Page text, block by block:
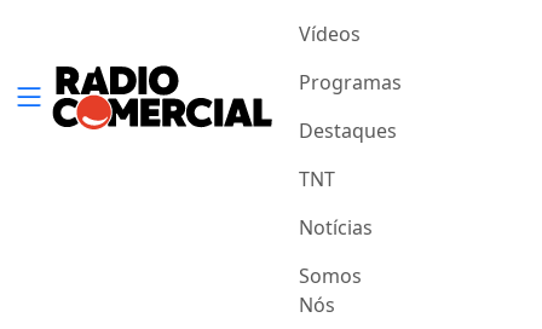
Vídeos
Programas
Destaques
TNT
Notícias
Somos
Nós